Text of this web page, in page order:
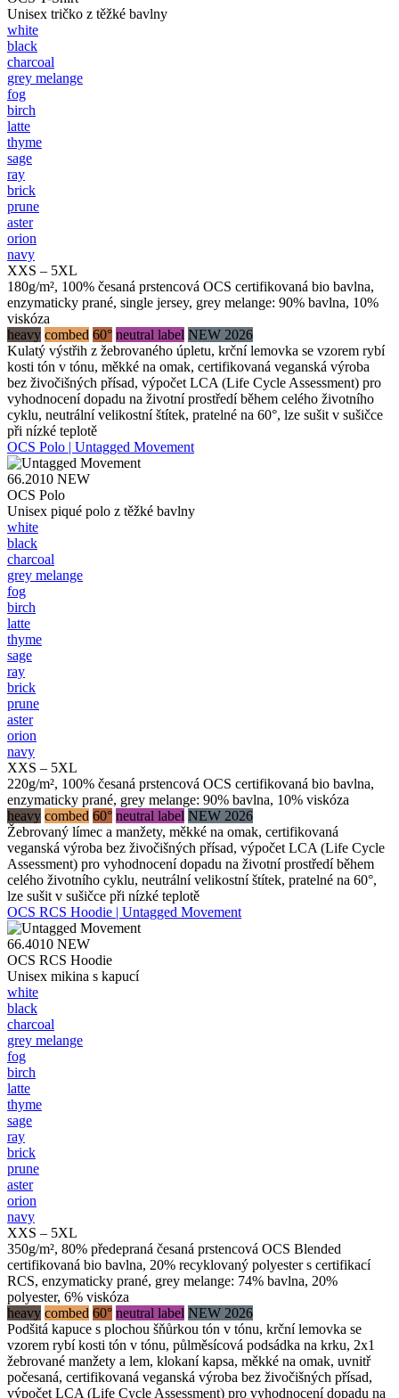
Unisex tričko z těžké bavlny
white
black
charcoal
grey melange
fog
birch
latte
thyme
sage
ray
brick
prune
aster
orion
navy
XXS – 5XL
180g/m², 100% česaná prstencová OCS certifikovaná bio bavlna,
enzymaticky prané, single jersey, grey melange: 90% bavlna, 10%
viskóza
heavy combed 60° neutral label NEW 2026
Kulatý výstřih z žebrovaného úpletu, krční lemovka se vzorem rybí
kosti tón v tónu, měkké na omak, certifikovaná veganská výroba
bez živočišných přísad, výpočet LCA (Life Cycle Assessment) pro
vyhodnocení dopadu na životní prostředí během celého životního
cyklu, neutrální velikostní štítek, pratelné na 60°, lze sušit v sušičce
při nízké teplotě
OCS Polo | Untagged Movement
66.2010 NEW
OCS Polo
Unisex piqué polo z těžké bavlny
white
black
charcoal
grey melange
fog
birch
latte
thyme
sage
ray
brick
prune
aster
orion
navy
XXS – 5XL
220g/m², 100% česaná prstencová OCS certifikovaná bio bavlna,
enzymaticky prané, grey melange: 90% bavlna, 10% viskóza
heavy combed 60° neutral label NEW 2026
Žebrovaný límec a manžety, měkké na omak, certifikovaná
veganská výroba bez živočišných přísad, výpočet LCA (Life Cycle
Assessment) pro vyhodnocení dopadu na životní prostředí během
celého životního cyklu, neutrální velikostní štítek, pratelné na 60°,
lze sušit v sušičce při nízké teplotě
OCS RCS Hoodie | Untagged Movement
66.4010 NEW
OCS RCS Hoodie
Unisex mikina s kapucí
white
black
charcoal
grey melange
fog
birch
latte
thyme
sage
ray
brick
prune
aster
orion
navy
XXS – 5XL
350g/m², 80% předepraná česaná prstencová OCS Blended
certifikovaná bio bavlna, 20% recyklovaný polyester s certifikací
RCS, enzymaticky prané, grey melange: 74% bavlna, 20%
polyester, 6% viskóza
heavy combed 60° neutral label NEW 2026
Podšitá kapuce s plochou šňůrkou tón v tónu, krční lemovka se
vzorem rybí kosti tón v tónu, půlměsícová podsádka na krku, 2x1
žebrované manžety a lem, klokaní kapsa, měkké na omak, uvnitř
počesaná, certifikovaná veganská výroba bez živočišných přísad,
výpočet LCA (Life Cycle Assessment) pro vyhodnocení dopadu na